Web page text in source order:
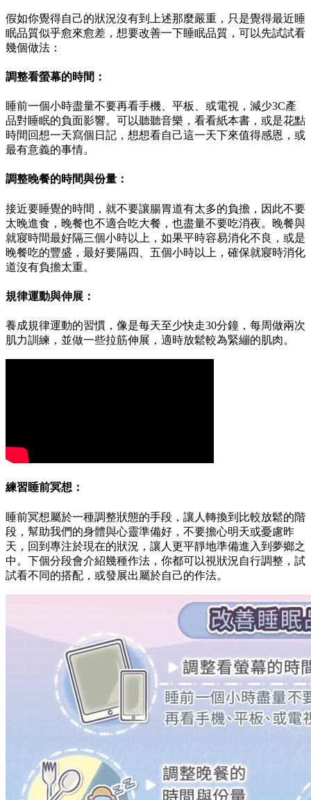
假如你覺得自己的狀況沒有到上述那麼嚴重，只是覺得最近睡
眠品質似乎愈來愈差，想要改善一下睡眠品質，可以先試試看
幾個做法：
調整看螢幕的時間：
睡前一個小時盡量不要再看手機、平板、或電視，減少3C產
品對睡眠的負面影響。可以聽聽音樂，看看紙本書，或是花點
時間回想一天寫個日記，想想看自己這一天下來值得感恩，或
最有意義的事情。
調整晚餐的時間與份量：
接近要睡覺的時間，就不要讓腸胃道有太多的負擔，因此不要
太晚進食，晚餐也不適合吃大餐，也盡量不要吃消夜。晚餐與
就寢時間最好隔三個小時以上，如果平時容易消化不良，或是
晚餐吃的豐盛，最好要隔四、五個小時以上，確保就寢時消化
道沒有負擔太重。
規律運動與伸展：
養成規律運動的習慣，像是每天至少快走30分鐘，每周做兩次
肌力訓練，並做一些拉筋伸展，適時放鬆較為緊繃的肌肉。
練習睡前冥想：
睡前冥想屬於一種調整狀態的手段，讓人轉換到比較放鬆的階
段，幫助我們的身體與心靈準備好，不要擔心明天或憂慮昨
天，回到專注於現在的狀況，讓人更平靜地準備進入到夢鄉之
中。下個分段會介紹幾種作法，你都可以視狀況自行調整，試
試看不同的搭配，或發展出屬於自己的作法。